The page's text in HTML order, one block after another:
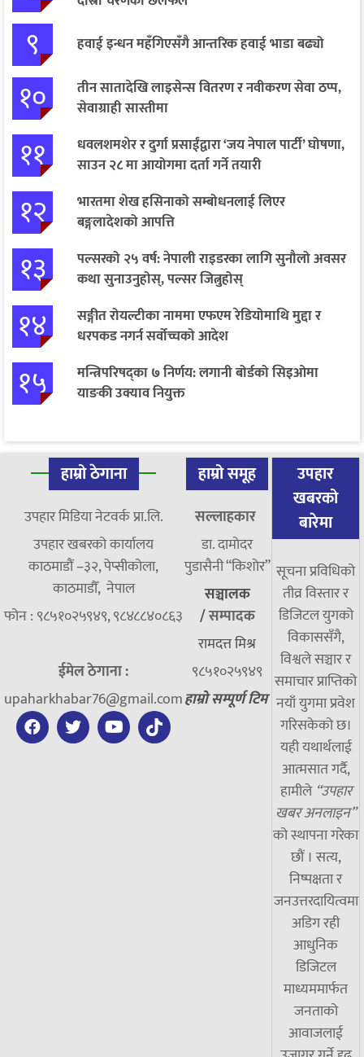
९ हवाई इन्धन महँगिएसँगै आन्तरिक हवाई भाडा बढ्यो
१०
तीन सातादेखि लाइसेन्स वितरण र नवीकरण सेवा ठप्प,
सेवाग्राही सास्तीमा
११
धवलशमशेर र दुर्गा प्रसाईंद्वारा ‘जय नेपाल पार्टी’ घोषणा,
साउन २८ मा आयोगमा दर्ता गर्ने तयारी
१२
भारतमा शेख हसिनाको सम्बोधनलाई लिएर
बङ्गलादेशको आपत्ति
१३
पल्सरको २५ वर्ष: नेपाली राइडरका लागि सुनौलो अवसर
कथा सुनाउनुहोस्, पल्सर जित्नुहोस्
१४
सङ्गीत रोयल्टीका नाममा एफएम रेडियोमाथि मुद्दा र
धरपकड नगर्न सर्वोच्चको आदेश
१५
मन्त्रिपरिषद्का ७ निर्णय: लगानी बोर्डको सिइओमा
याङकी उक्याव नियुक्त
हाम्रो ठेगाना
उपहार मिडिया नेटवर्क प्रा.लि.
उपहार खबरको कार्यालय
काठमाडौं –३२, पेप्सीकोला,
काठमाडौँ, नेपाल
फोन : ९८५१०२५९४९, ९८४८८४०८६३
ईमेल ठेगाना :
upaharkhabar76@gmail.com
हाम्रो समूह
सल्लाहकार
डा. दामाेदर
पुडासैनी “किशाेर”
सञ्चालक
/सम्पादक
रामदत्त मिश्र
९८५१०२५९४९
हाम्रो सम्पूर्ण टिम
उपहार
खबरको
बारेमा
सूचना प्रविधिको
तीव्र विस्तार र
डिजिटल युगको
विकाससँगै,
विश्वले सञ्चार र
समाचार प्राप्तिको
नयाँ युगमा प्रवेश
गरिसकेको छ।
यही यथार्थलाई
आत्मसात गर्दै,
हामीले “उपहार
खबर अनलाइन”
को स्थापना गरेका
छौं । सत्य,
निष्पक्षता र
जनउत्तरदायित्वमा
अडिग रही
आधुनिक
डिजिटल
माध्यममार्फत
जनताको
आवाजलाई